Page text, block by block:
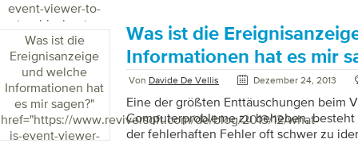
event-viewer-to-
troubleshoot-
problems/">
helfen können, diese Fehler zu
korrigieren, damit Sie Ihre Aktivitäten in
können. Die Ereignisanzeige ist eines
Diagnosewerkzeuge von Windows. Der
welche Fehler aufgetreten sind und
warum sie aufgetreten sind. Es zeigt
Dringlichkeit an, von niedrig […]
Was ist die
Ereignisanzeige
und welche
Informationen hat
es mir sagen?"
href="https://www.reviversoft.com/de/blog/2013/12/what-
is-event-viewer-
Was ist die
Informationen hat es mir
Von Davide De Vellis Dezember 24, 2013
Eine der größten Enttäuschungen beim
Computerprobleme zu beheben, besteht
der fehlerhaften Fehler oft schwer zu